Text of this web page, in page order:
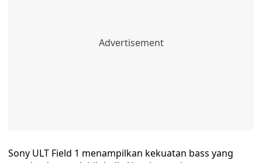
Sony ULT Field 1 menampilkan kekuatan bass yang